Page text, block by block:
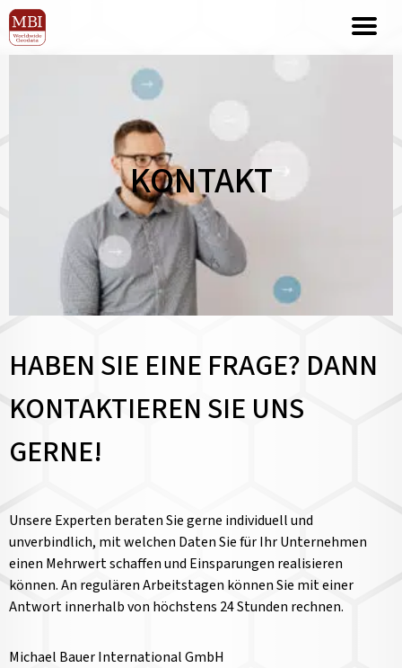
KONTAKT
HABEN SIE EINE FRAGE? DANN
KONTAKTIEREN SIE UNS
GERNE!
Unsere Experten beraten Sie gerne individuell und
unverbindlich, mit welchen Daten Sie für Ihr Unternehmen
einen Mehrwert schaffen und Einsparungen realisieren
können. An regulären Arbeitstagen können Sie mit einer
Antwort innerhalb von höchstens 24 Stunden rechnen.
Michael Bauer International GmbH